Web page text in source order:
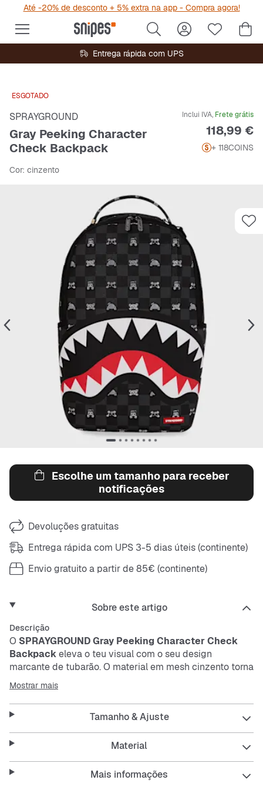
Até -20% de desconto + 5% extra na app - Compra agora!
Entrega rápida com UPS
ESGOTADO
SPRAYGROUND
Gray Peeking Character
Check Backpack
Inclui IVA, Frete grátis
Preço
118,99 €
+ 118COINS
Cor: cinzento
Escolhe um tamanho para receber
notificações
Devoluções gratuitas
Entrega rápida com UPS 3-5 dias úteis (continente)
Envio gratuito a partir de 85€ (continente)
Sobre este artigo
Descrição
O SPRAYGROUND Gray Peeking Character Check
Backpackeleva o teu visual com o seu design
marcante de tubarão. O material em mesh cinzento torna
a mochila resistente e fácil de cuidar. Perfeita para quem
procura um acessório durável com um estilo único.
Mostrar mais
Tamanho & Ajuste
Material
Mais informações